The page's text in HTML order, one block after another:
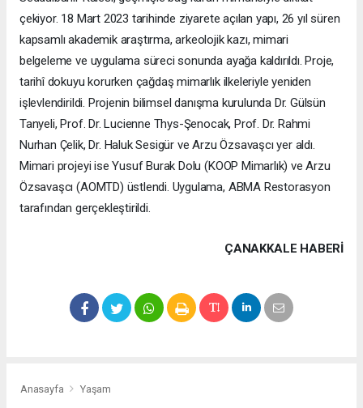
çekiyor. 18 Mart 2023 tarihinde ziyarete açılan yapı, 26 yıl süren
kapsamlı akademik araştırma, arkeolojik kazı, mimari
belgeleme ve uygulama süreci sonunda ayağa kaldırıldı. Proje,
tarihî dokuyu korurken çağdaş mimarlık ilkeleriyle yeniden
işlevlendirildi. Projenin bilimsel danışma kurulunda Dr. Gülsün
Tanyeli, Prof. Dr. Lucienne Thys-Şenocak, Prof. Dr. Rahmi
Nurhan Çelik, Dr. Haluk Sesigür ve Arzu Özsavaşcı yer aldı.
Mimari projeyi ise Yusuf Burak Dolu (KOOP Mimarlık) ve Arzu
Özsavaşcı (AOMTD) üstlendi. Uygulama, ABMA Restorasyon
tarafından gerçekleştirildi.
ÇANAKKALE HABERİ
Anasayfa Yaşam